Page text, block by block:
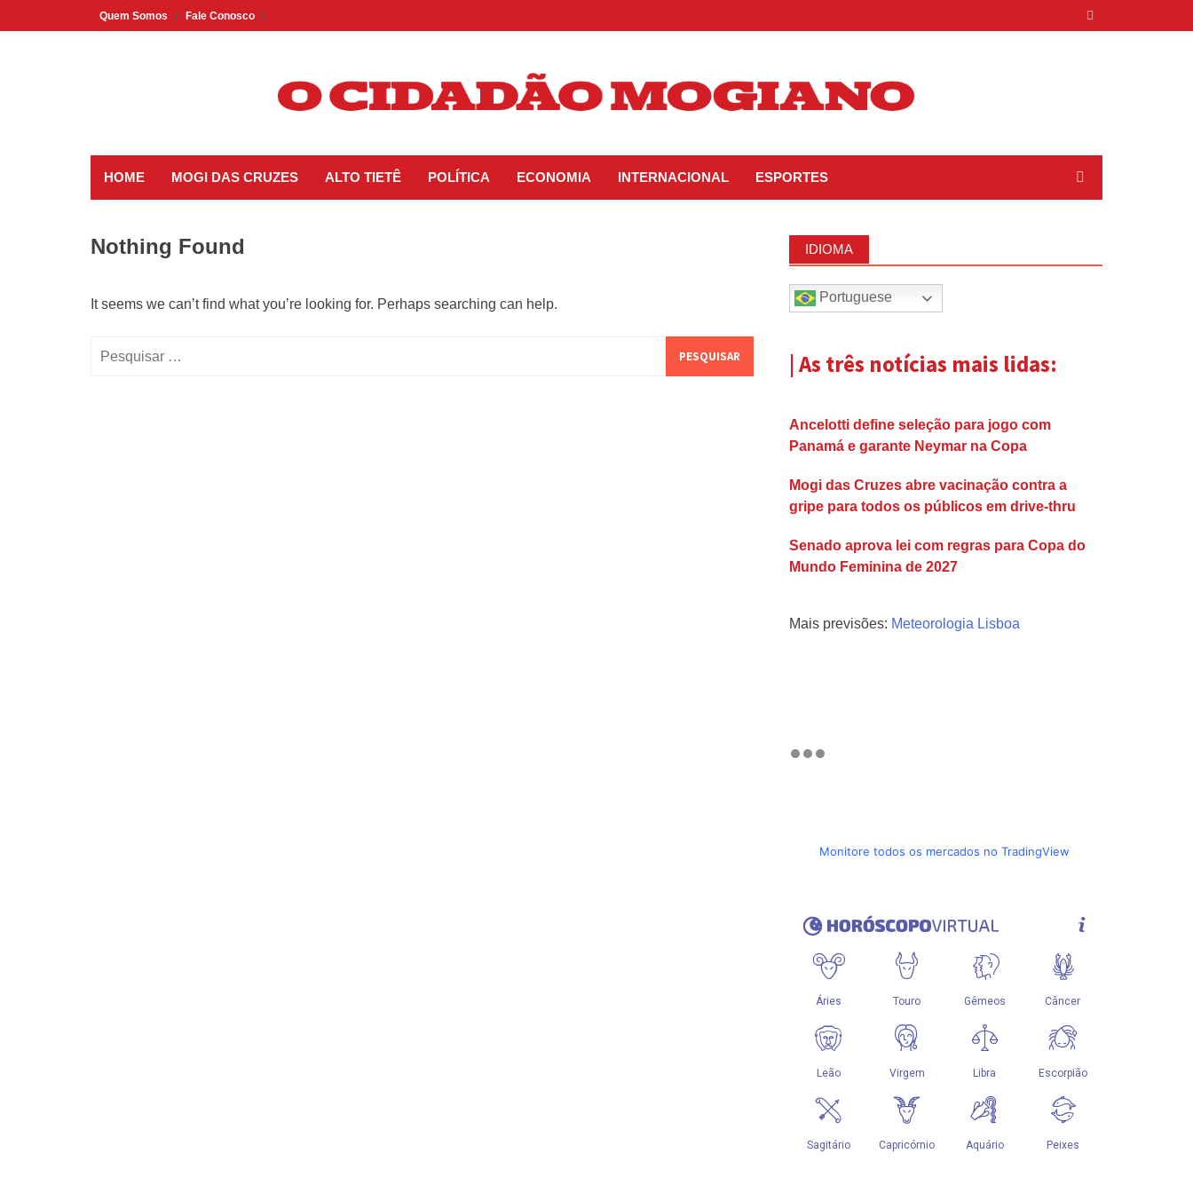
to
Quem Somos Fale Conosco
HOME MOGI DAS CRUZES ALTO TIETÊ POLÍTICA ECONOMIA INTERNACIONAL ESPORTES
Nothing Found
It seems we can’t find what you’re looking for. Perhaps searching can help.
IDIOMA
Portuguese
| As três notícias mais lidas:
Ancelotti define seleção para jogo com
Panamá e garante Neymar na Copa
Mogi das Cruzes abre vacinação contra a
gripe para todos os públicos em drive-thru
Senado aprova lei com regras para Copa do
Mundo Feminina de 2027
Mais previsões: Meteorologia Lisboa
Monitore todos os mercados no TradingView